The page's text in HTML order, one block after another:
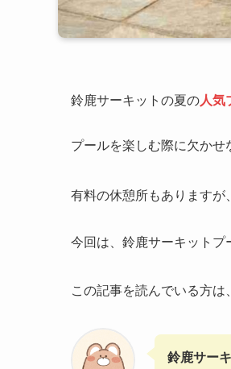
鈴鹿サーキットの夏の人気
プールを楽しむ際に欠かせ
有料の休憩所もありますが、
今回は、鈴鹿サーキットプ
この記事を読んでいる方
鈴鹿サー